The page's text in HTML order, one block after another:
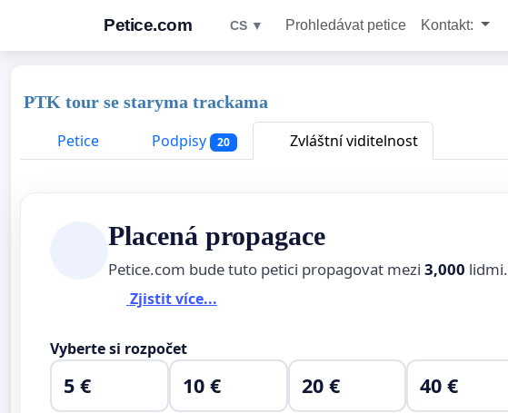
Petice.com CS ▼ Prohledávat petice Kontakt:
PTK tour se staryma trackama
Petice
Podpisy 20 Zvláštní viditelnost
Placená propagace
Petice.com bude tuto petici propagovat mezi 3,000 lidmi.
Zjistit více...
Vyberte si rozpočet
5 € 10 € 20 € 40 €